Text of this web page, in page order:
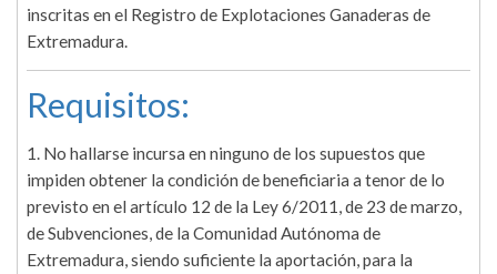
inscritas en el Registro de Explotaciones Ganaderas de
Extremadura.
Requisitos:
1. No hallarse incursa en ninguno de los supuestos que
impiden obtener la condición de beneficiaria a tenor de lo
previsto en el artículo 12 de la Ley 6/2011, de 23 de marzo,
de Subvenciones, de la Comunidad Autónoma de
Extremadura, siendo suficiente la aportación, para la